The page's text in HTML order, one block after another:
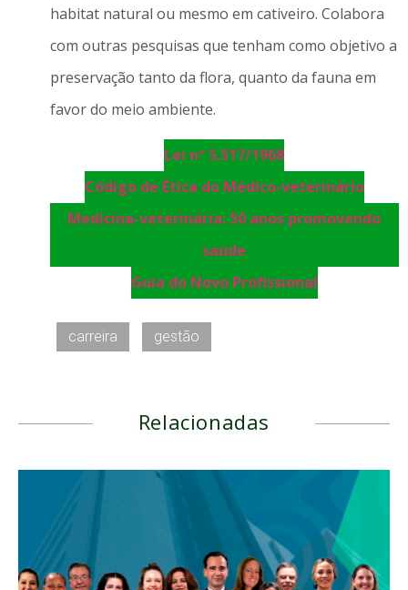
habitat natural ou mesmo em cativeiro. Colabora
com outras pesquisas que tenham como objetivo a
preservação tanto da flora, quanto da fauna em
favor do meio ambiente.
Lei nº 5.517/1968
Código de Ética do Médico-veterinário
Medicina-veterinária: 50 anos promovendo
saúde
Guia do Novo Profissional
carreira gestão
Relacionadas